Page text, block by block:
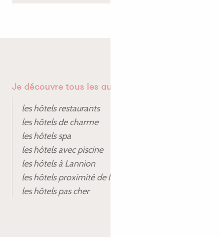
Je découvre tous les autres hôtels à Lannion
les hôtels restaurants
les hôtels de charme
les hôtels spa
les hôtels avec piscine
les hôtels à Lannion
les hôtels proximité de la gare
les hôtels pas cher